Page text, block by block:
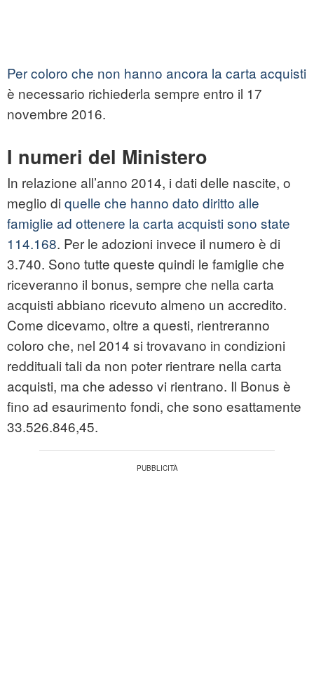
Per coloro che non hanno ancora la carta acquisti
è necessario richiederla sempre entro il 17
novembre 2016.
I numeri del Ministero
In relazione all’anno 2014, i dati delle nascite, o
meglio di quelle che hanno dato diritto alle
famiglie ad ottenere la carta acquisti sono state
114.168. Per le adozioni invece il numero è di
3.740. Sono tutte queste quindi le famiglie che
riceveranno il bonus, sempre che nella carta
acquisti abbiano ricevuto almeno un accredito.
Come dicevamo, oltre a questi, rientreranno
coloro che, nel 2014 si trovavano in condizioni
reddituali tali da non poter rientrare nella carta
acquisti, ma che adesso vi rientrano. Il Bonus è
fino ad esaurimento fondi, che sono esattamente
33.526.846,45.